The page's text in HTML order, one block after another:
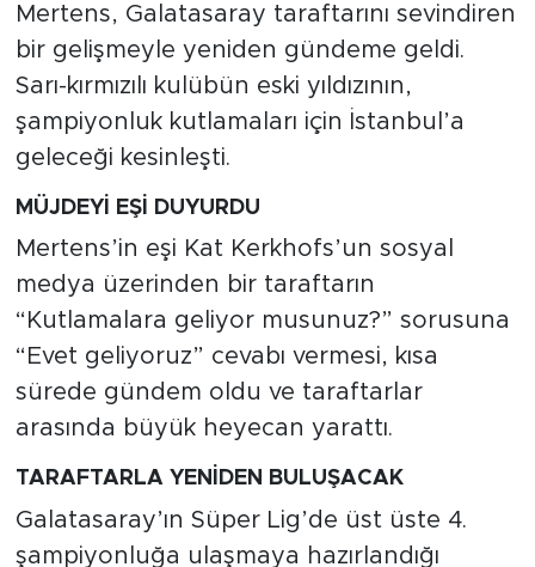
Mertens, Galatasaray taraftarını sevindiren
bir gelişmeyle yeniden gündeme geldi.
Sarı-kırmızılı kulübün eski yıldızının,
şampiyonluk kutlamaları için İstanbul’a
geleceği kesinleşti.
MÜJDEYİ EŞİ DUYURDU
Mertens’in eşi Kat Kerkhofs’un sosyal
medya üzerinden bir taraftarın
“Kutlamalara geliyor musunuz?” sorusuna
“Evet geliyoruz” cevabı vermesi, kısa
sürede gündem oldu ve taraftarlar
arasında büyük heyecan yarattı.
TARAFTARLA YENİDEN BULUŞACAK
Galatasaray’ın Süper Lig’de üst üste 4.
şampiyonluğa ulaşmaya hazırlandığı